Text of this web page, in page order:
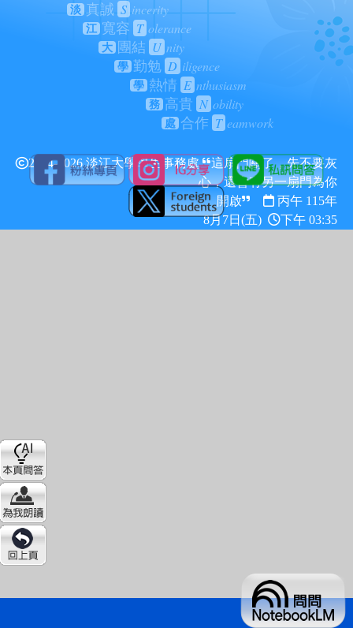
淡 真誠 S incerity
江 寬容 T olerance
大 團結 U nity
學 勤勉 D iligence
學 熱情 E nthusiasm
務 高貴 N obility
處 合作 T eamwork
2024-2026 淡江大學學生事務處
這扇門關了，先不要灰
心，還會有另一扇門為你
開啟
丙午 115年
8月7日(五)
下午 03:35